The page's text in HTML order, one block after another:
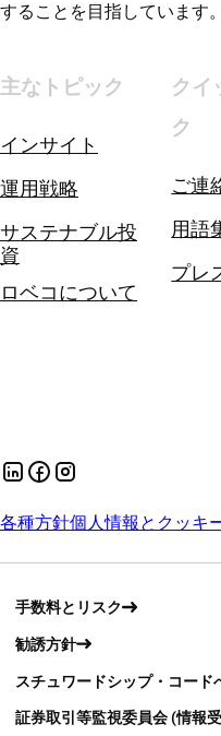
することを目指しています。
主なトピック
インサイト
運用戦略
サステナブル投
資
ロベコについて
クイ
ク
ご連
用語
プレ
各種方針個人情報とクッキ
手数料とリスク
勧誘方針
スチュワードシップ・コード
証券取引等監視委員会 (情報